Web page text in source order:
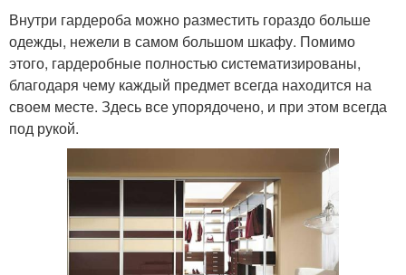
Внутри гардероба можно разместить гораздо больше
одежды, нежели в самом большом шкафу. Помимо
этого, гардеробные полностью систематизированы,
благодаря чему каждый предмет всегда находится на
своем месте. Здесь все упорядочено, и при этом всегда
под рукой.